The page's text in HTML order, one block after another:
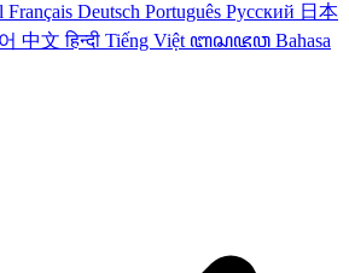
Français Deutsch Português Русский 日本
中文हिन्दी Tiếng Việt ꦧꦱꦗꦮ Bahasa